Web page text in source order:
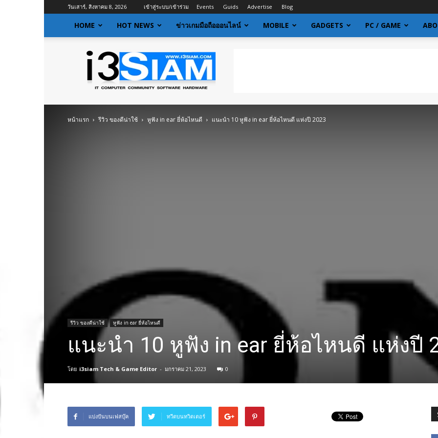
วันเสาร์, สิงหาคม 8, 2026 เข้าสู่ระบบ/เข้าร่วม Events Guids Advertise Blog
HOME HOT NEWS ข่าวเกมมือถือออนไลน์ MOBILE GADGETS PC / GAME
I3siam
ข่าว
ไอที
ข้อมูล
ข่าวสาร
หน้าแรก รีวิว ของดีน่าใช้ หูฟัง in ear ยี่ห้อไหนดี แนะนำ 10 หูฟัง in ear ยี่ห้อไหนดี แห่งปี 2023
รีวิว ของดีน่าใช้ หูฟัง in ear ยี่ห้อไหนดี
แนะนำ 10 หูฟัง in ear ยี่ห้อไหนดี แห่งปี
โดย i3siam Tech & Game Editor - มกราคม 21, 2023 0
แบ่งปันบนเฟสบุ๊ค ทวีตบนทวิตเตอร์